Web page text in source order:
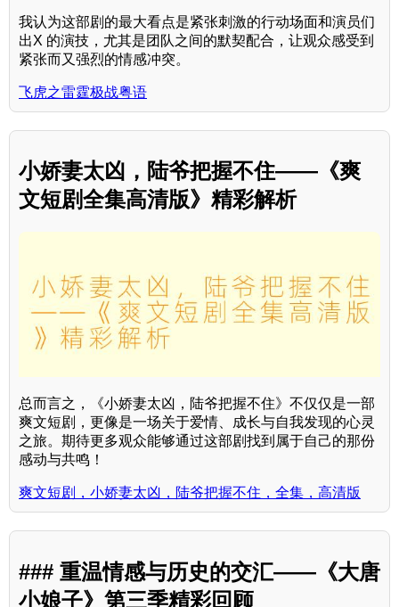
我认为这部剧的最大看点是紧张刺激的行动场面和演员们
出X 的演技，尤其是团队之间的默契配合，让观众感受到
紧张而又强烈的情感冲突。
飞虎之雷霆极战粤语
小娇妻太凶，陆爷把握不住——《爽
文短剧全集高清版》精彩解析
总而言之，《小娇妻太凶，陆爷把握不住》不仅仅是一部
爽文短剧，更像是一场关于爱情、成长与自我发现的心灵
之旅。期待更多观众能够通过这部剧找到属于自己的那份
感动与共鸣！
爽文短剧，小娇妻太凶，陆爷把握不住，全集，高清版
### 重温情感与历史的交汇——《大唐
小娘子》第三季精彩回顾